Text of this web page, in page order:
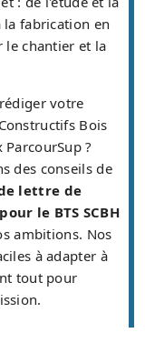
fabrication en
le chantier et la
votre
Bois
?
des conseils de
lettre de
le BTS SCBH
ambitions. Nos
à adapter à
tout pour